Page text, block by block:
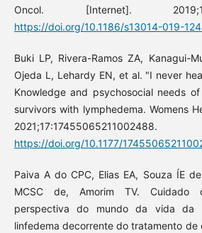
Oncol. [Internet].
https://doi.org/10.1186/s13014-019-
Buki LP, Rivera-Ramos ZA, Kanagui-
Ojeda L, Lehardy EN, et al. "I never
Knowledge and psychosocial needs
survivors with lymphedema. Womens
https://doi.org/10.1177/
Paiva A do CPC, Elias EA, Souza ÍE
MCSC de, Amorim TV. Cuidado
perspectiva do mundo da vida da
linfedema decorrente do tratamento de